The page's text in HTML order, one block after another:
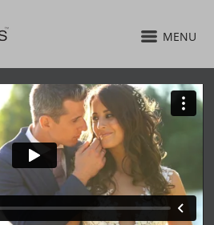
MENU